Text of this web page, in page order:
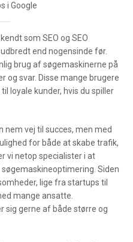
i Google
som SEO og SEO
end nogensinde før.
brug af søgemaskinerne på
og svar. Disse mange brugere
loyale kunder, hvis du spiller
nem vej til succes, men med
for både at skabe trafik,
vi netop specialister i at
Siden
lige fra startups til
mange ansatte.
sig gerne af både større og